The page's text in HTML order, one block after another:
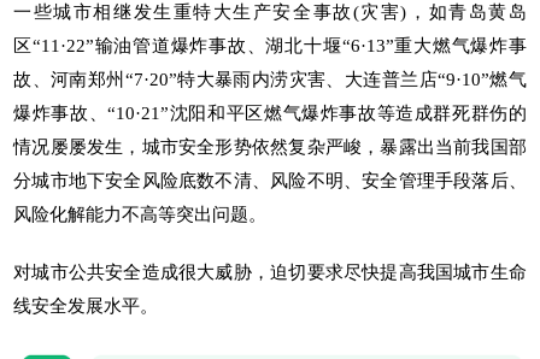
一些城市相继发生重特大生产安全事故(灾害)，如青岛黄岛
区“11·22”输油管道爆炸事故、湖北十堰“6·13”重大燃气爆炸事
故、河南郑州“7·20”特大暴雨内涝灾害、大连普兰店“9·10”燃气
爆炸事故、“10·21”沈阳和平区燃气爆炸事故等造成群死群伤的
情况屡屡发生，城市安全形势依然复杂严峻，暴露出当前我国部
分城市地下安全风险底数不清、风险不明、安全管理手段落后、
风险化解能力不高等突出问题。
对城市公共安全造成很大威胁，迫切要求尽快提高我国城市生命
线安全发展水平。